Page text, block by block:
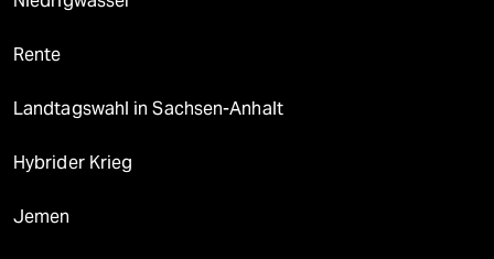
Rente
Landtagswahl in Sachsen-Anhalt
Hybrider Krieg
Jemen